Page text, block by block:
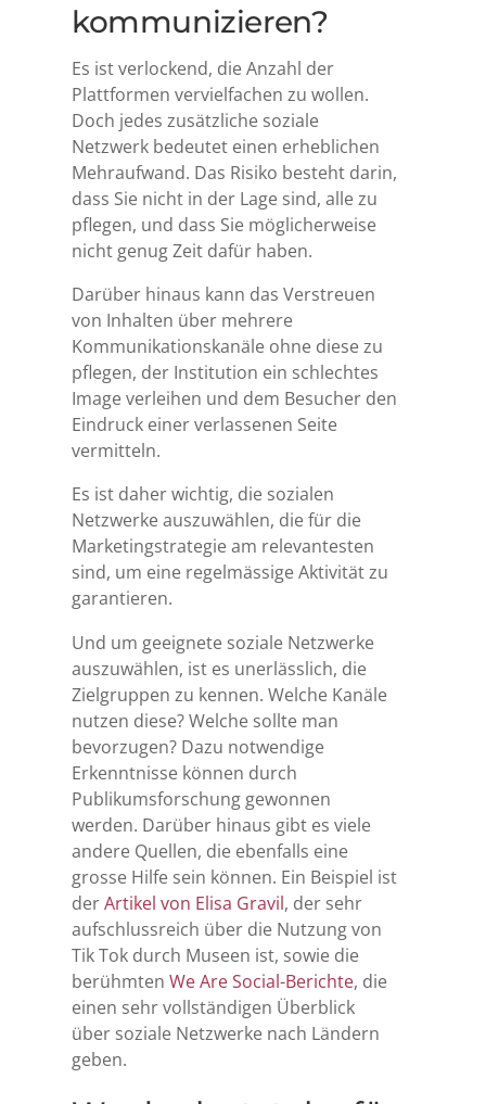
kommunizieren?
Es ist verlockend, die Anzahl der
Plattformen vervielfachen zu wollen.
Doch jedes zusätzliche soziale
Netzwerk bedeutet einen erheblichen
Mehraufwand. Das Risiko besteht darin,
dass Sie nicht in der Lage sind, alle zu
pflegen, und dass Sie möglicherweise
nicht genug Zeit dafür haben.
Darüber hinaus kann das Verstreuen
von Inhalten über mehrere
Kommunikationskanäle ohne diese zu
pflegen, der Institution ein schlechtes
Image verleihen und dem Besucher den
Eindruck einer verlassenen Seite
vermitteln.
Es ist daher wichtig, die sozialen
Netzwerke auszuwählen, die für die
Marketingstrategie am relevantesten
sind, um eine regelmässige Aktivität zu
garantieren.
Und um geeignete soziale Netzwerke
auszuwählen, ist es unerlässlich, die
Zielgruppen zu kennen. Welche Kanäle
nutzen diese? Welche sollte man
bevorzugen? Dazu notwendige
Erkenntnisse können durch
Publikumsforschung gewonnen
werden. Darüber hinaus gibt es viele
andere Quellen, die ebenfalls eine
grosse Hilfe sein können. Ein Beispiel ist
derArtikel von Elisa Gravil, der sehr
aufschlussreich über die Nutzung von
Tik Tok durch Museen ist, sowie die
berühmten We Are Social-Berichte, die
einen sehr vollständigen Überblick
über soziale Netzwerke nach Ländern
geben.